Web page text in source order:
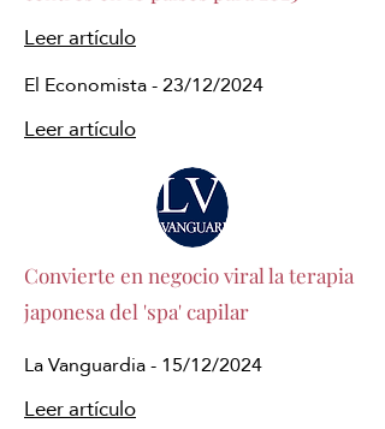
Leer artículo
El Economista - 23/12/2024
Leer artículo
Convierte en negocio viral la terapia
japonesa del 'spa' capilar
La Vanguardia - 15/12/2024
Leer artículo